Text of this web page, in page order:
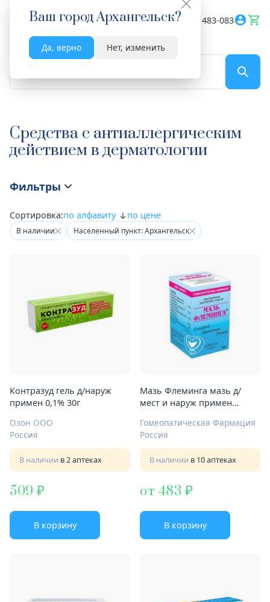
Ваш городАрхангельск?
Да, верно Нет, изменить
Весь сайт 8182 483-083
Средства с антиаллергическим
действием в дерматологии
Фильтры
Сортировка:по алфавиту по цене
В наличии Населенный пункт: Архангельск
Контразуд гель д/наруж
примен 0,1% 30г
Озон ООО
Россия
В наличии в 2 аптеках
509
В корзину
Мазь Флеминга мазь д/
мест и наруж примен
Гомеопатическая Фармация
Россия
В наличии в 10 аптеках
от 483
В корзину